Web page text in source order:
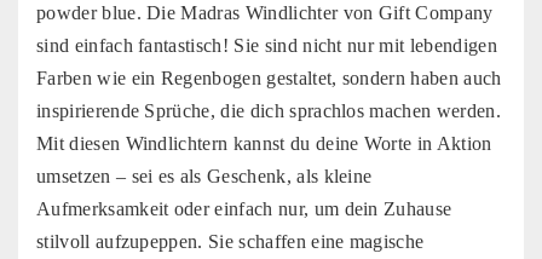
powder blue. Die Madras Windlichter von Gift Company
sind einfach fantastisch! Sie sind nicht nur mit lebendigen
Farben wie ein Regenbogen gestaltet, sondern haben auch
inspirierende Sprüche, die dich sprachlos machen werden.
Mit diesen Windlichtern kannst du deine Worte in Aktion
umsetzen – sei es als Geschenk, als kleine
Aufmerksamkeit oder einfach nur, um dein Zuhause
stilvoll aufzupeppen. Sie schaffen eine magische